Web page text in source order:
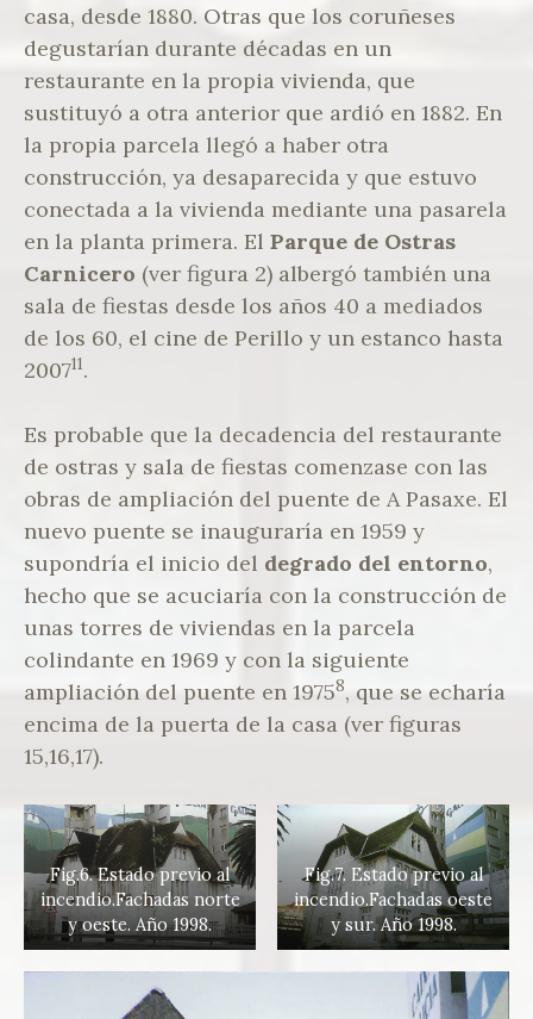
casa, desde 1880. Otras que los coruñeses
degustarían durante décadas en un
restaurante en la propia vivienda, que
sustituyó a otra anterior que ardió en 1882. En
la propia parcela llegó a haber otra
construcción, ya desaparecida y que estuvo
conectada a la vivienda mediante una pasarela
en la planta primera. El Parque de Ostras
Carnicero (ver figura 2) albergó también una
sala de fiestas desde los años 40 a mediados
de los 60, el cine de Perillo y un estanco hasta
200711.
Es probable que la decadencia del restaurante
de ostras y sala de fiestas comenzase con las
obras de ampliación del puente de A Pasaxe. El
nuevo puente se inauguraría en 1959 y
supondría el inicio del degrado del entorno,
hecho que se acuciaría con la construcción de
unas torres de viviendas en la parcela
colindante en 1969 y con la siguiente
ampliación del puente en 19758, que se echaría
encima de la puerta de la casa (ver figuras
15,16,17).
Fig.6. Estado previo al
incendio.Fachadas norte
y oeste. Año 1998.
Fig.7. Estado previo al
incendio.Fachadas oeste
y sur. Año 1998.